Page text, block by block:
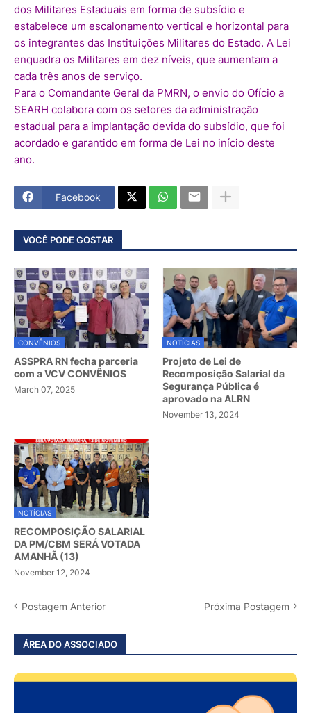
dos Militares Estaduais em forma de subsídio e
estabelece um escalonamento vertical e horizontal para
os integrantes das Instituições Militares do Estado. A Lei
enquadra os Militares em dez níveis, que aumentam a
cada três anos de serviço.
Para o Comandante Geral da PMRN, o envio do Ofício a
SEARH colabora com os setores da administração
estadual para a implantação devida do subsídio, que foi
acordado e garantido em forma de Lei no início deste
ano.
Facebook
VOCÊ PODE GOSTAR
CONVÊNIOS
ASSPRA RN fecha parceria
com a VCV CONVÊNIOS
March 07, 2025
NOTÍCIAS
Projeto de Lei de
Recomposição Salarial da
Segurança Pública é
aprovado na ALRN
November 13, 2024
NOTÍCIAS
RECOMPOSIÇÃO SALARIAL
DA PM/CBM SERÁ VOTADA
AMANHÃ (13)
November 12, 2024
Postagem Anterior Próxima Postagem
ÁREA DO ASSOCIADO